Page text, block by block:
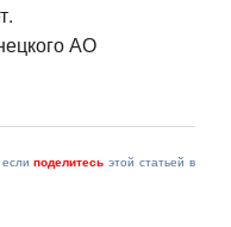
АО
еслиподелитесь этой статьей в